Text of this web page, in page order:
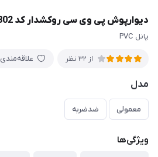
دیوارپوش پی وی سی روکشدار کد 6802
پانل PVC
از 32 نظر علاقه‌مندی
مدل
معمولی ضدضربه
ویژگی‌ها